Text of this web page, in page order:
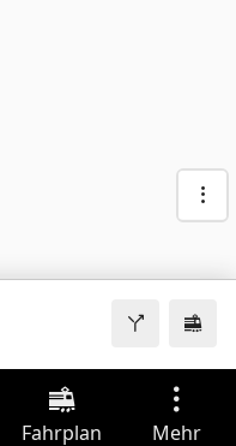
Fahrplan Mehr